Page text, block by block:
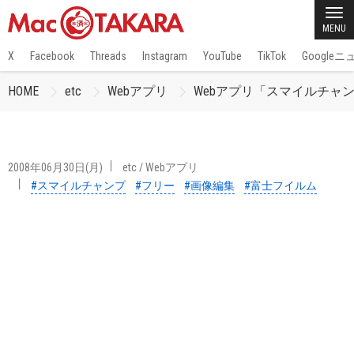
MENU
X Facebook Threads Instagram YouTube TikTok Googleニ
HOME etc Webアプリ Webアプリ「スマイルチャ
2008年06月30日(月) etc/Webアプリ
#スマイルチャンプ
#フリー #画像編集 #富士フイルム